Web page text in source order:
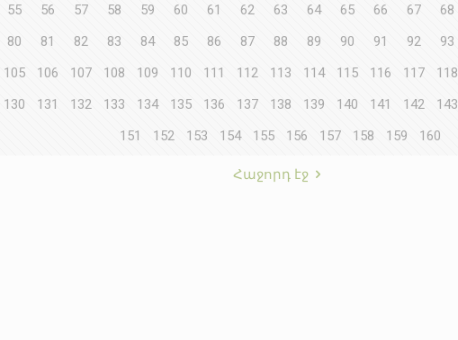
55 56 57 58 59 60 61 62 63 64 65 66 67 68
80 81 82 83 84 85 86 87 88 89 90 91 92 93
105 106 107 108 109 110 111 112 113 114 115 116 117 118
130 131 132 133 134 135 136 137 138 139 140 141 142 143
151
152 153 154 155 156 157 158 159 160
Հաջորդ էջ